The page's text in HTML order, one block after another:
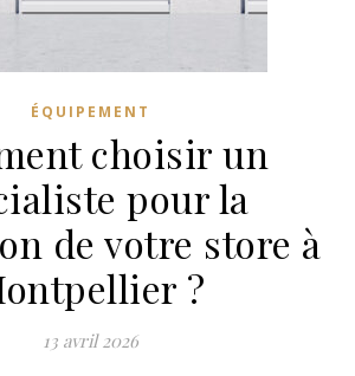
ÉQUIPEMENT
choisir un
pour la
de votre store à
?
13 avril 2026